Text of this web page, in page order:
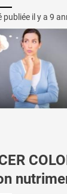
publiée il y a 9